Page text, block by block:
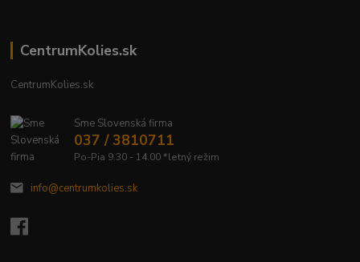
CentrumKolies.sk
CentrumKolies.sk
Sme Slovenská firma
037 / 3810711
Po-Pia 9.30 - 14.00 *letný režim
info@centrumkolies.sk